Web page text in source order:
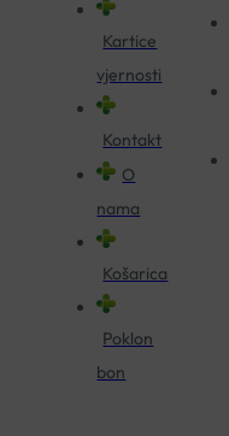
Kartice
vjernosti
Kontakt
O
nama
Košarica
Poklon
bon